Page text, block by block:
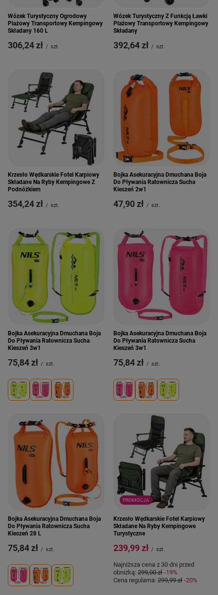
Wózek Turystyczny Ogrodowy
Plażowy Transportowy Kempingowy
Składany 160 L
306,24 zł / szt.
Wózek Turystyczny Z Funkcją Ławki
Plażowy Transportowy Kempingowy
Składany
392,64 zł / szt.
Krzesło Wędkarskie Fotel Karpiowy
Składane Na Ryby Kempingowe Z
Podnóżkiem
354,24 zł / szt.
Bojka Asekuracyjna Dmuchana Boja
Do Pływania Ratownicza Sucha
Kieszeń 2w1
47,90 zł / szt.
Bojka Asekuracyjna Dmuchana Boja
Do Pływania Ratownicza Sucha
Kieszeń 3w1
75,84 zł / szt.
Bojka Asekuracyjna Dmuchana Boja
Do Pływania Ratownicza Sucha
Kieszeń 3w1
75,84 zł / szt.
Bojka Asekuracyjna Dmuchana Boja
Do Pływania Ratownicza Sucha
Kieszeń 28 L
75,84 zł / szt.
PROMOCJA
Krzesło Wędkarskie Fotel Karpiowy
Składane Na Ryby Kempingowe
Turystyczne
239,99 zł / szt.
Najniższa cena z 30 dni przed
obniżką: 299,00 zł -19%
Cena regularna: 299,99 zł -20%